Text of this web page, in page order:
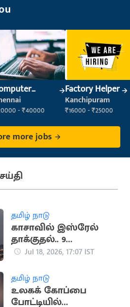
- ₹40000
Factory Helper
Kanchipuram
₹16000 - ₹25000
more jobs
தமிழ் நாடு
காசாவில் இஸ்ரேல்
தாக்குதல்.. 9
பாலஸ்தீனர்கள்
Jul 18, 2026, 17:07 IST
தமிழ் நாடு
உலகக் கோப்பை
போட்டியில்